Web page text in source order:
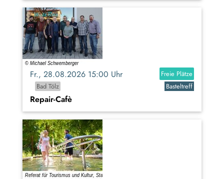
Fr., 28.08.2026 15:00 Uhr
Freie Plätze
Bad Tölz
Basteltreff
Repair-Cafè